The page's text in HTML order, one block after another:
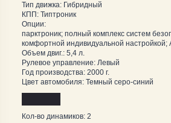
Тип движка: Гибридный
КПП: Типтроник
Опции:
парктроник; полный комплекс систем
комфортной индивидуальной настройкой;
Объем двиг.: 5,4 л.
Рулевое управление: Левый
Год производства: 2000 г.
Цвет автомобиля: Темный серо-синий
Кол-во динамиков: 2